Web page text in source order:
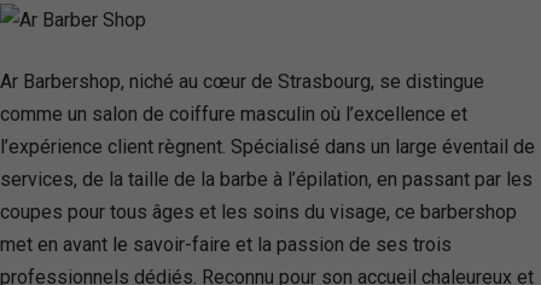
Ar Barbershop, niché au cœur de Strasbourg, se distingue
comme un salon de coiffure masculin où l’excellence et
l’expérience client règnent. Spécialisé dans un large éventail de
services, de la taille de la barbe à l’épilation, en passant par les
coupes pour tous âges et les soins du visage, ce barbershop
met en avant le savoir-faire et la passion de ses trois
professionnels dédiés. Reconnu pour son accueil chaleureux et